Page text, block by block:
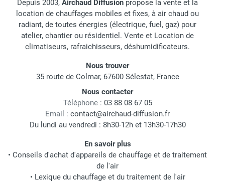
Depuis 2003, Airchaud Diffusion propose la vente et la
location de chauffages mobiles et fixes, à air chaud ou
radiant, de toutes énergies (électrique, fuel, gaz) pour
atelier, chantier ou résidentiel. Vente et Location de
climatiseurs, rafraichisseurs, déshumidificateurs.
Nous trouver
35 route de Colmar, 67600 Sélestat, France
Nous contacter
Téléphone : 03 88 08 67 05
Email : contact@airchaud-diffusion.fr
Du lundi au vendredi : 8h30-12h et 13h30-17h30
En savoir plus
• Conseils d'achat d'appareils de chauffage et de traitement
de l'air
• Lexique du chauffage et du traitement de l'air